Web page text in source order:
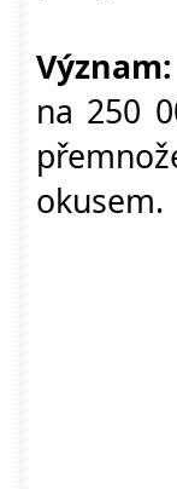
Význam:
na 250
okusem.